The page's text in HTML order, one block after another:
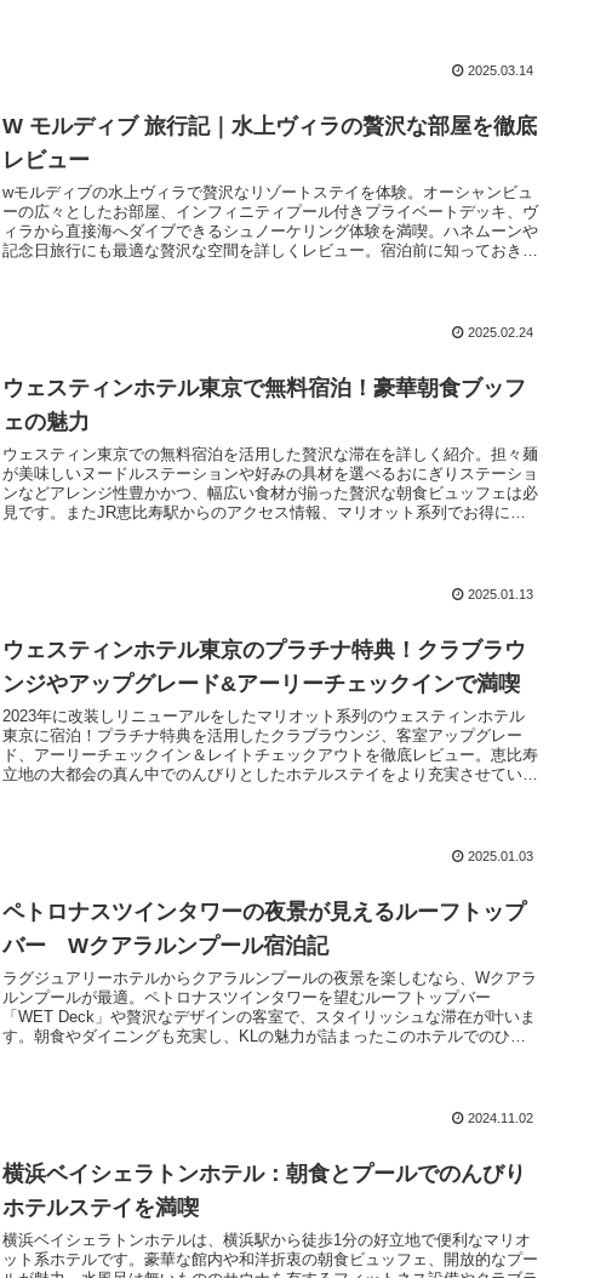
2025.03.14
W モルディブ 旅行記｜水上ヴィラの贅沢な部屋を徹底
レビュー
wモルディブの水上ヴィラで贅沢なリゾートステイを体験。オーシャンビュ
ーの広々としたお部屋、インフィニティプール付きプライベートデッキ、ヴ
ィラから直接海へダイブできるシュノーケリング体験を満喫。ハネムーンや
記念日旅行にも最適な贅沢な空間を詳しくレビュー。宿泊前に知っておきた
2025.02.24
ウェスティンホテル東京で無料宿泊！豪華朝食ブッフ
ェの魅力
ウェスティン東京での無料宿泊を活用した贅沢な滞在を詳しく紹介。担々麺
が美味しいヌードルステーションや好みの具材を選べるおにぎりステーショ
ンなどアレンジ性豊かかつ、幅広い食材が揃った贅沢な朝食ビュッフェは必
見です。またJR恵比寿駅からのアクセス情報、マリオット系列でお得に泊
2025.01.13
ウェスティンホテル東京のプラチナ特典！クラブラウ
ンジやアップグレード&アーリーチェックインで満喫
2023年に改装しリニューアルをしたマリオット系列のウェスティンホテル
東京に宿泊！プラチナ特典を活用したクラブラウンジ、客室アップグレー
ド、アーリーチェックイン＆レイトチェックアウトを徹底レビュー。恵比寿
立地の大都会の真ん中でのんびりとしたホテルステイをより充実させていき
2025.01.03
ペトロナスツインタワーの夜景が見えるルーフトップ
バー Wクアラルンプール宿泊記
ラグジュアリーホテルからクアラルンプールの夜景を楽しむなら、Wクアラ
ルンプールが最適。ペトロナスツインタワーを望むルーフトップバー
「WET Deck」や贅沢なデザインの客室で、スタイリッシュな滞在が叶いま
す。朝食やダイニングも充実し、KLの魅力が詰まったこのホテルでのひと
2024.11.02
横浜ベイシェラトンホテル：朝食とプールでのんびり
ホテルステイを満喫
横浜ベイシェラトンホテルは、横浜駅から徒歩1分の好立地で便利なマリオ
ット系ホテルです。豪華な館内や和洋折衷の朝食ビュッフェ、開放的なプー